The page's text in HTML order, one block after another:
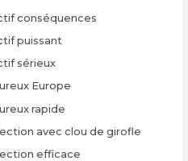
conséquences
puissant
sérieux
Europe
rapide
avec clou de girofle
efficace